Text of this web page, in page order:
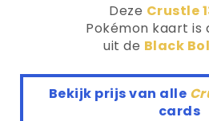
Deze Crustle
Pokémon kaart is
uit de Black
Bekijk prijs van alle
cards